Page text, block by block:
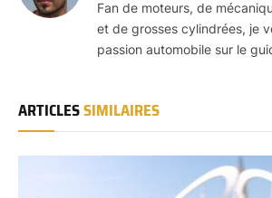
Fan de moteurs, de
et de grosses cylindrées, je
passion automobile sur le
ARTICLESSIMILAIRES